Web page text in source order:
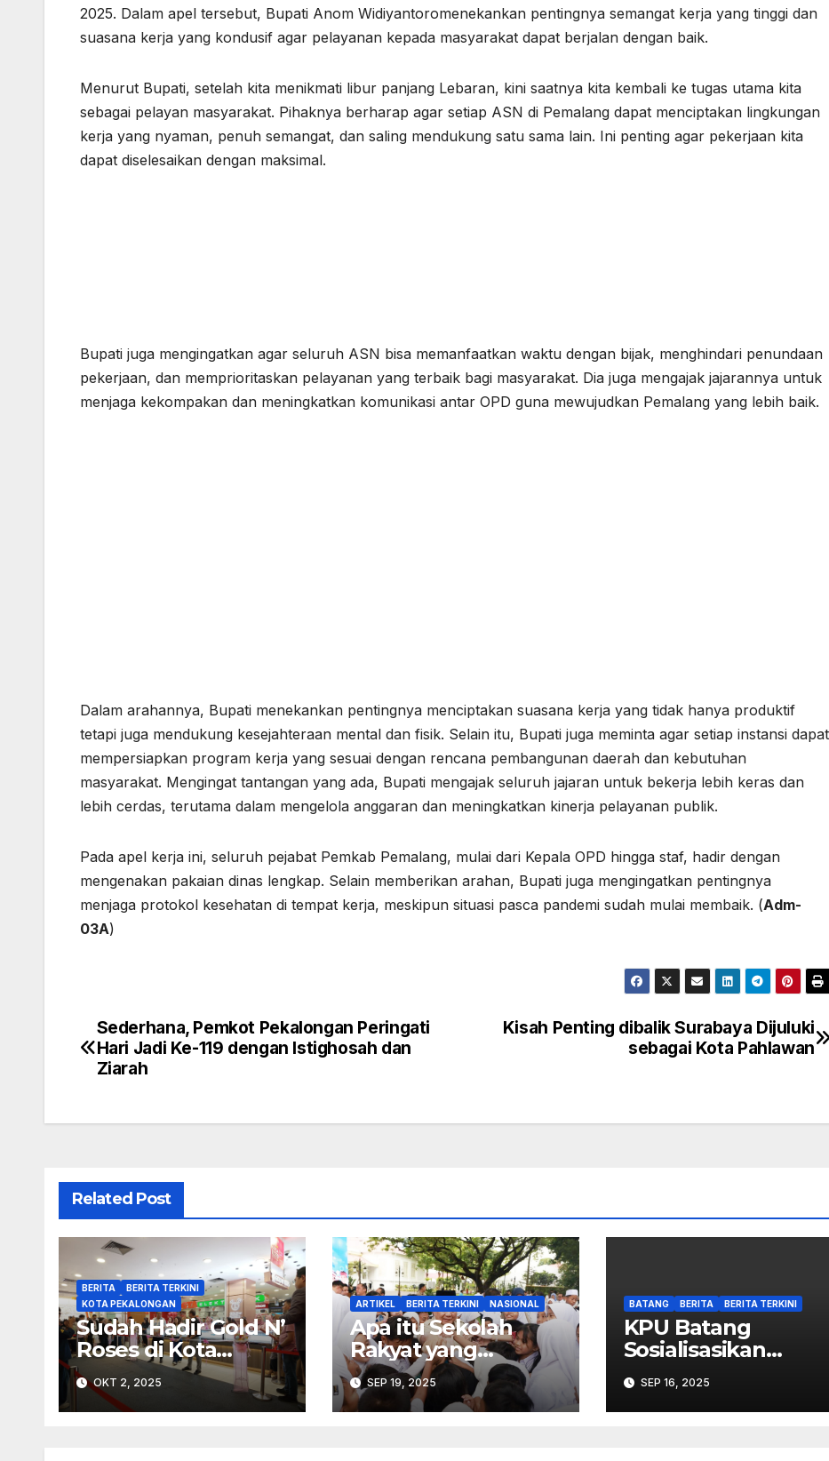
2025. Dalam apel tersebut, Bupati Anom Widiyantoromenekankan pentingnya semangat kerja yang tinggi dan
suasana kerja yang kondusif agar pelayanan kepada masyarakat dapat berjalan dengan baik.
Menurut Bupati, setelah kita menikmati libur panjang Lebaran, kini saatnya kita kembali ke tugas utama kita
sebagai pelayan masyarakat. Pihaknya berharap agar setiap ASN di Pemalang dapat menciptakan lingkungan
kerja yang nyaman, penuh semangat, dan saling mendukung satu sama lain. Ini penting agar pekerjaan kita
dapat diselesaikan dengan maksimal.
Bupati juga mengingatkan agar seluruh ASN bisa memanfaatkan waktu dengan bijak, menghindari penundaan
pekerjaan, dan memprioritaskan pelayanan yang terbaik bagi masyarakat. Dia juga mengajak jajarannya untuk
menjaga kekompakan dan meningkatkan komunikasi antar OPD guna mewujudkan Pemalang yang lebih baik.
Dalam arahannya, Bupati menekankan pentingnya menciptakan suasana kerja yang tidak hanya produktif
tetapi juga mendukung kesejahteraan mental dan fisik. Selain itu, Bupati juga meminta agar setiap instansi dapat
mempersiapkan program kerja yang sesuai dengan rencana pembangunan daerah dan kebutuhan
masyarakat. Mengingat tantangan yang ada, Bupati mengajak seluruh jajaran untuk bekerja lebih keras dan
lebih cerdas, terutama dalam mengelola anggaran dan meningkatkan kinerja pelayanan publik.
Pada apel kerja ini, seluruh pejabat Pemkab Pemalang, mulai dari Kepala OPD hingga staf, hadir dengan
mengenakan pakaian dinas lengkap. Selain memberikan arahan, Bupati juga mengingatkan pentingnya
menjaga protokol kesehatan di tempat kerja, meskipun situasi pasca pandemi sudah mulai membaik. (Adm-
03A)
Navigasi
pos
Kisah Penting dibalik Surabaya Dijuluki
sebagai Kota Pahlawan
Sederhana, Pemkot Pekalongan Peringati
Hari Jadi Ke-119 dengan Istighosah dan
Ziarah
Related Post
BERITA
BERITA TERKINI
KOTA PEKALONGAN
Sudah Hadir Gold N’
Roses di Kota
Pekalongan
OKT 2, 2025
ARTIKEL BERITA TERKINI NASIONAL
Apa itu Sekolah
Rakyat yang
diinisiasi Presiden
Prabowo
SEP 19, 2025
BATANG BERITA BERITA TERKINI
KPU Batang
Sosialisasikan
Pencegahan
Kekerasan Seksual
dalam Lingkungan
SEP 16, 2025